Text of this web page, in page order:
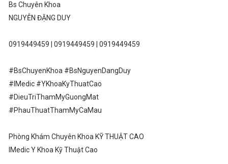
Bs Chuyên Khoa
NGUYỄN ĐẶNG DUY
0919449459 | 0919449459 | 0919449459
#BsChuyenKhoa #BsNguyenDangDuy
#IMedic #YKhoaKyThuatCao
#DieuTriThamMyGuongMat
#PhauThuatThamMyCaMau
Phòng Khám Chuyên Khoa KỸ THUẬT CAO
IMedic Y Khoa Kỹ Thuật Cao